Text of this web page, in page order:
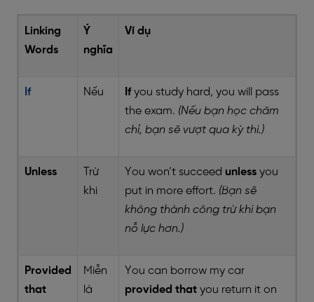
Linking
Words
Ý
nghĩa
Ví dụ
If Nếu Ifyou study hard, you will pass
the exam. (Nếu bạn học chăm
chỉ, bạn sẽ vượt qua kỳ thi.)
Unless
Trừ
khi
You won’t succeed unless you
put in more effort. (Bạn sẽ
không thành công trừ khi bạn
nỗ lực hơn.)
Provided
that
Miễn
là
You can borrow my car
provided that you return it on